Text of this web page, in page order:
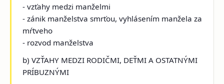
- vzťahy medzi manželmi
- zánik manželstva smrťou, vyhlásením manžela za
mŕtveho
- rozvod manželstva
b) VZŤAHY MEDZI RODIČMI, DEŤMI A OSTATNÝMI
PRÍBUZNÝMI